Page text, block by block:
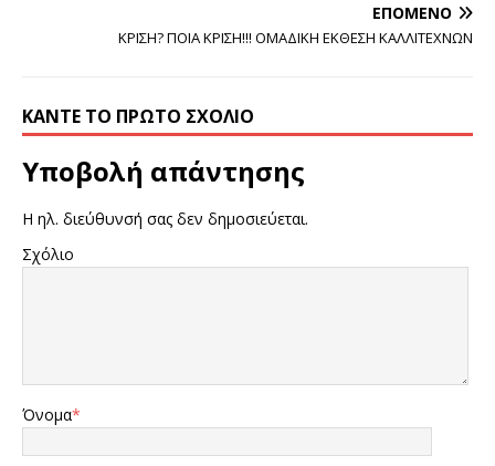
ΕΠΌΜΕΝΟ
ΚΡΙΣΗ? ΠΟΙΑ ΚΡΙΣΗ!!! ΟΜΑΔΙΚΗ ΕΚΘΕΣΗ ΚΑΛΛΙΤΕΧΝΩΝ
ΚΆΝΤΕ ΤΟ ΠΡΏΤΟ ΣΧΌΛΙΟ
Υποβολή απάντησης
Η ηλ. διεύθυνσή σας δεν δημοσιεύεται.
Σχόλιο
Όνομα*